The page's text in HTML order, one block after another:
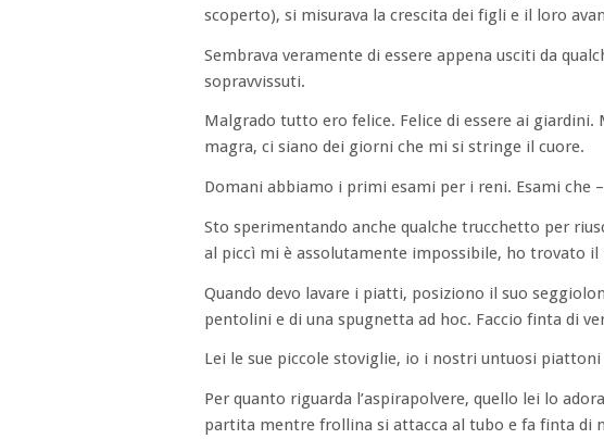
scoperto), si misurava la crescita dei figli e il loro
Sembrava veramente di essere appena usciti da
sopravvissuti.
Malgrado tutto ero felice. Felice di essere ai
magra, ci siano dei giorni che mi si stringe il cuore.
Domani abbiamo i primi esami per i reni. Esami che
Sto sperimentando anche qualche trucchetto per
al piccì mi è assolutamente impossibile, ho trovato
Quando devo lavare i piatti, posiziono il suo
pentolini e di una spugnetta ad hoc. Faccio finta di
Lei le sue piccole stoviglie, io i nostri untuosi piattoni
Per quanto riguarda l’aspirapolvere, quello lei lo
partita mentre frollina si attacca al tubo e fa finta di